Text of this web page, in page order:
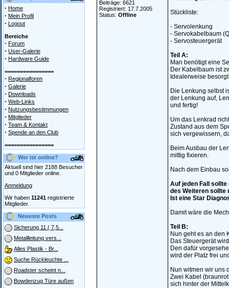
· Home
· Mein Profil
· Logout
Bereiche
· Forum
· User-Galerie
· Hardware Guide
================
· Regionalforen
· Galerie
· Downloads
· Web-Links
· Nutzungsbestimmungen
· Mitglieder
· Team & Kontakt
· Spende an den Club
================
Wer ist online?
Aktuell sind hier 2188 Besucher
und 0 Mitglieder online.
Anmeldung
Wir haben 11241 registrierte
Mitglieder.
Neueste Posts
Sicherung 11 ( 7,5...
Metallleitung vers...
Alles Plastik - Br...
Suche Rückleuchte ...
Roadster scheint n...
Bowdenzug Türe außen
Beiträge: 6621
Registriert: 17.7.2005
Status: Offline
Stückliste:
- Servolenkung
- Servokabelbaum
- Servosteuergerät
Teil A:
Man benötigt eine
Der Kabelbaum ist
Idealerweise
Die Lenkung selbst
der Lenkung auf,
und fertig!
Um das Lenkrad
Zustand aus dem
sich vergewissern,
Beim Ausbau der
mittig fixieren.
Nach dem Einbau
Auf jeden Fall
des Weiteren sollte
Ist eine Star
Damit wäre die
Teil B:
Nun geht es an den
Das Steuergerät
Den dafür
wird der Platz frei
Nun witmen wir uns
Zwei Kabel
sich hinter der